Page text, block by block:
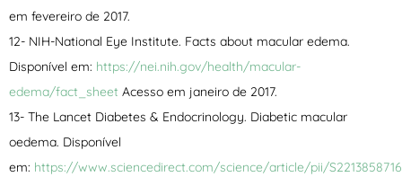
em fevereiro de 2017.
12- NIH-National Eye Institute. Facts about macular edema.
Disponível em: https://nei.nih.gov/health/macular-
edema/fact_sheet Acesso em janeiro de 2017.
13- The Lancet Diabetes & Endocrinology. Diabetic macular
oedema. Disponível
em: https://www.sciencedirect.com/science/article/pii/